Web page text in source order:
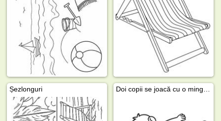
Șezlonguri